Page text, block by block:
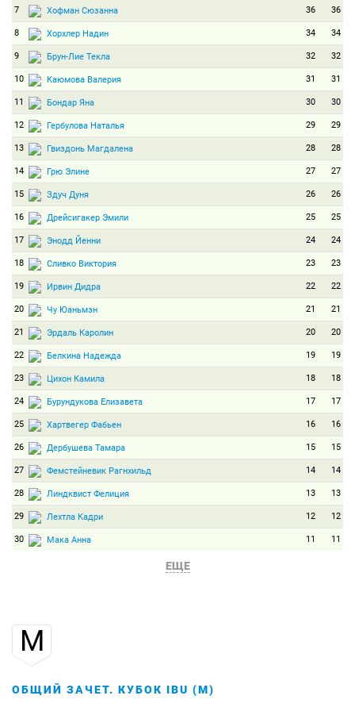
7 Хофман Сюзанна 36 36
8 Хорхлер Надин 34 34
9 Брун-Лие Текла 32 32
10 Каюмова Валерия 31 31
11 Бондар Яна 30 30
12 Гербулова Наталья 29 29
13 Гвиздонь Магдалена 28 28
14 Грю Элине 27 27
15 Здуч Дуня 26 26
16 Дрейсигакер Эмили 25 25
17 Энодд Йенни 24 24
18 Сливко Виктория 23 23
19 Ирвин Дидра 22 22
20 Чу Юаньмэн 21 21
21 Эрдаль Каролин 20 20
22 Белкина Надежда 19 19
23 Цихон Камила 18 18
24 Бурундукова Елизавета 17 17
25 Хартвегер Фабьен 16 16
26 Дербушева Тамара 15 15
27 Фемстейневик Рагнхильд 14 14
28 Линдквист Фелиция 13 13
29 Лехтла Кадри 12 12
30 Мака Анна 11 11
34
35 Шерер Штефани
ЕЩЕ
М
ОБЩИЙ ЗАЧЕТ. КУБОК IBU (М)